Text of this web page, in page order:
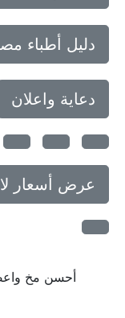
دليل أطباء مصر
دعاية واعلان
عرض أسعار
أحسن مخ